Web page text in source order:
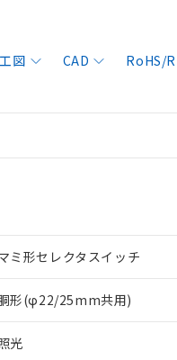
図 CAD RoHS/
ミ形セレクタスイッチ
形(φ22/25mm共用)
光